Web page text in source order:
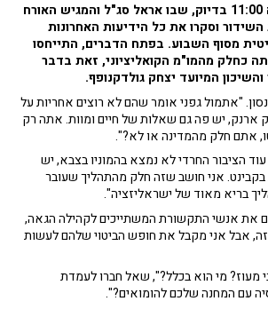
כדרכם בקודש ובשעה 11:00 בדיוק, שבו אראל סג"ל והמגיש האורח
השידור וסקרו את כל הידיעות האחרונות
מסוף השבוע. בפתח הדברים, התייחסו
כחלק מהמו"מ הקואליציוני, זאת בדבר
המיועד יצחק גולדקנופף.
"אתמול גפני אומר שהם לא רוצים אחריות על
ארנק, יש פה גם שאלות של חיים ומוות. אתה רק
אתם חלק מהמדינה או לא?".
הציבור החרדי לא נמצא בהמוניו בצבא, יש
אני חושב שזה חלק מהתהליך שעובר
בריא מאוד של ישראליזציה".
את אנשי התקשורת המשתייכים לקהילה הגאה,
אבל אני מקבל את חופש הביטוי שלהם לעשות
מעוז? מי הוא בכלל?", שאל חברו לעמדת
עם המחנה שלכם להומואים?".